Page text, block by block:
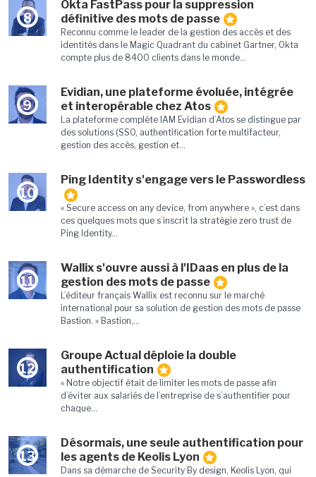
8
Okta FastPass pour la suppression
définitive des mots de passe
Reconnu comme le leader de la gestion des accès et des
identités dans le Magic Quadrant du cabinet Gartner, Okta
compte plus de 8400 clients dans le monde...
9
Evidian, une plateforme évoluée, intégrée
et interopérable chez Atos
La plateforme complète IAM Evidian d’Atos se distingue par
des solutions (SSO, authentification forte multifacteur,
gestion des accès, gestion et...
10
Ping Identity s'engage vers le Passwordless
« Secure access on any device, from anywhere », c’est dans
ces quelques mots que s’inscrit la stratégie zero trust de
Ping Identity...
11
Wallix s'ouvre aussi à l'IDaas en plus de la
gestion des mots de passe
L’éditeur français Wallix est reconnu sur le marché
international pour sa solution de gestion des mots de passe
Bastion. « Bastion,...
12
Groupe Actual déploie la double
authentification
« Notre objectif était de limiter les mots de passe afin
d’éviter aux salariés de l’entreprise de s’authentifier pour
chaque...
13
Désormais, une seule authentification pour
les agents de Keolis Lyon
Dans sa démarche de Security By design, Keolis Lyon, qui